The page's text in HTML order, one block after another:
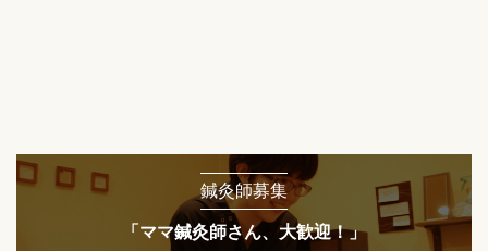
鍼灸師募集
「ママ鍼灸師さん、大歓迎！」